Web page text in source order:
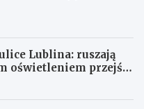
Lublina: ruszają
oświetleniem przejść